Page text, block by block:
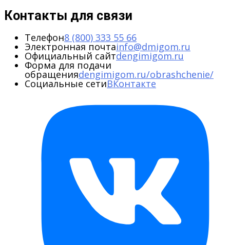
Контакты для связи
Телефон8 (800) 333 55 66
Электронная почтаinfo@dmigom.ru
Официальный сайтdengimigom.ru
Форма для подачи
обращенияdengimigom.ru/obrashchenie/
Социальные сетиВКонтакте